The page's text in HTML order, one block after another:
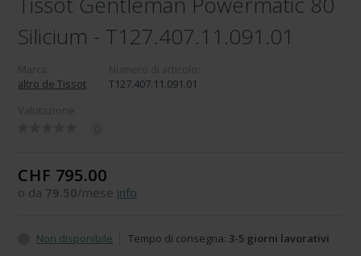
Silicium - T127.407.11.091.01
altro de Tissot
T127.407.11.091.01
CHF 795.00
o da 79.50/mese info
Non disponibile Tempo di consegna: 3-5 giorni lavorativi